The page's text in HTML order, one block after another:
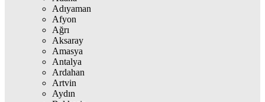
Adıyaman
Afyon
Ağrı
Aksaray
Amasya
Antalya
Ardahan
Artvin
Aydın